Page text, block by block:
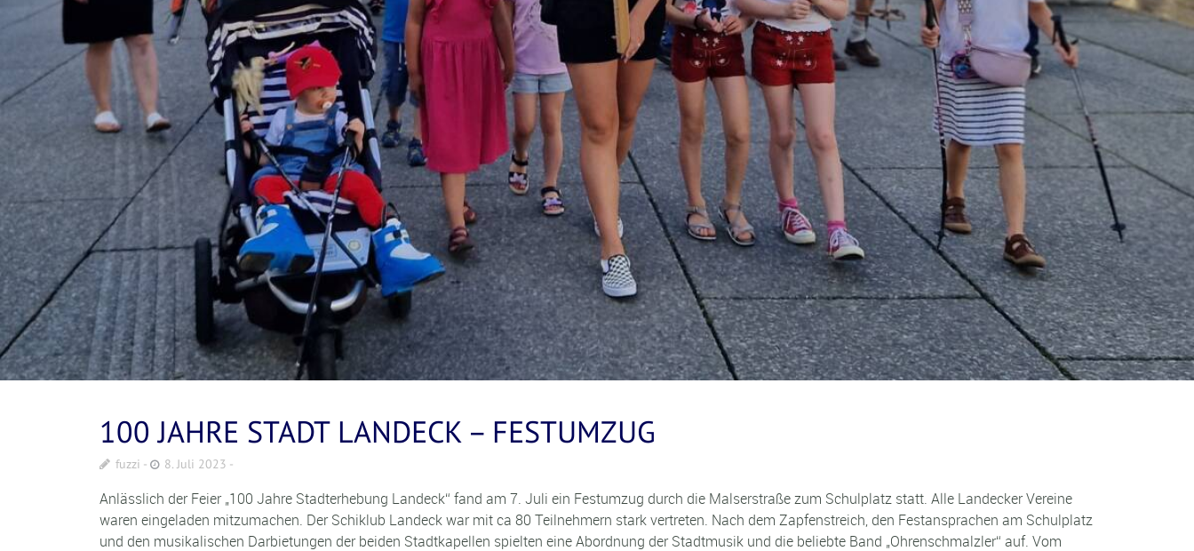
100 JAHRE STADT LANDECK – FESTUMZUG
fuzzi 8. Juli 2023
Anlässlich der Feier „100 Jahre Stadterhebung Landeck“ fand am 7. Juli ein Festumzug durch die Malserstraße zum Schulplatz statt. Alle Landecker Vereine
waren eingeladen mitzumachen. Der Schiklub Landeck war mit ca 80 Teilnehmern stark vertreten. Nach dem Zapfenstreich, den Festansprachen am Schulplatz
und den musikalischen Darbietungen der beiden Stadtkapellen spielten eine Abordnung der Stadtmusik und die beliebte Band „Ohrenschmalzler“ auf. Vom